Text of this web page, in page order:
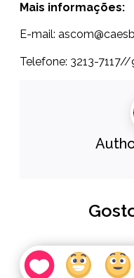
Mais informações:
E-mail:
Telefone: 3213-